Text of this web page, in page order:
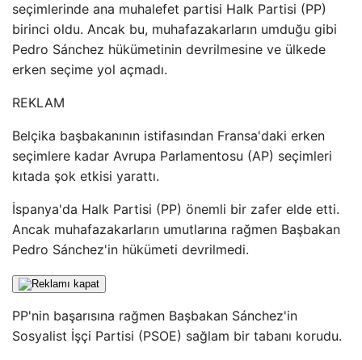
seçimlerinde ana muhalefet partisi Halk Partisi (PP)
birinci oldu. Ancak bu, muhafazakarların umduğu gibi
Pedro Sánchez hükümetinin devrilmesine ve ülkede
erken seçime yol açmadı.
REKLAM
Belçika başbakanının istifasından Fransa'daki erken
seçimlere kadar Avrupa Parlamentosu (AP) seçimleri
kıtada şok etkisi yarattı.
İspanya'da Halk Partisi (PP) önemli bir zafer elde etti.
Ancak muhafazakarların umutlarına rağmen Başbakan
Pedro Sánchez'in hükümeti devrilmedi.
PP'nin başarısına rağmen Başbakan Sánchez'in
Sosyalist İşçi Partisi (PSOE) sağlam bir tabanı korudu.